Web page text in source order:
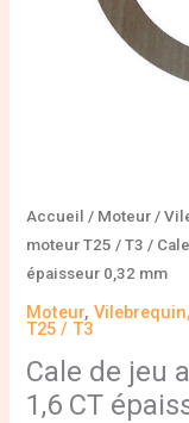
Accueil / Moteur /
moteur T25 / T3 /
épaisseur 0,32 mm
Moteur,
T25 / T3
Cale de jeu
1,6 CT